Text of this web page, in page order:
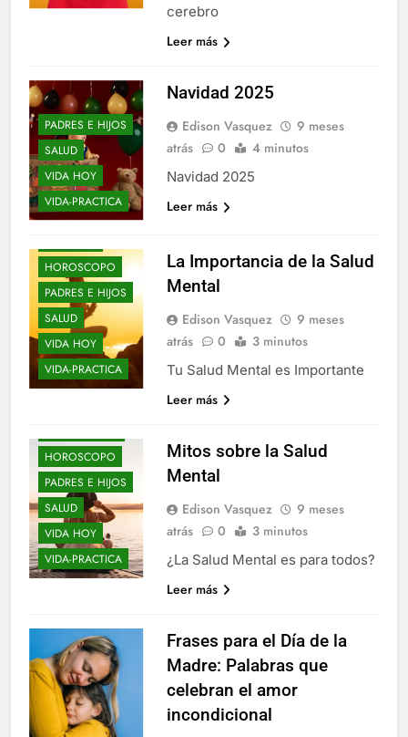
cerebro
Leer más
PADRES E HIJOS
SALUD
VIDA HOY
VIDA-PRACTICA
Navidad 2025
Edison Vasquez
9 meses
atrás
0 4 minutos
Navidad 2025
Leer más
BLOGS
DE-TODO-COMO-
EN-BOTICA
DON-CORRECTO
ELLOS Y ELLAS
ENTRE-NOS
HOROSCOPO
PADRES E HIJOS
SALUD
VIDA HOY
VIDA-PRACTICA
La Importancia de la Salud
Mental
Edison Vasquez
9 meses
atrás
0 3 minutos
Tu Salud Mental es Importante
Leer más
HOROSCOPO
PADRES E HIJOS
SALUD
VIDA HOY
VIDA-PRACTICA
Mitos sobre la Salud
Mental
Edison Vasquez
9 meses
atrás
0 3 minutos
¿La Salud Mental es para todos?
Leer más
Frases para el Día de la
Madre: Palabras que
celebran el amor
incondicional